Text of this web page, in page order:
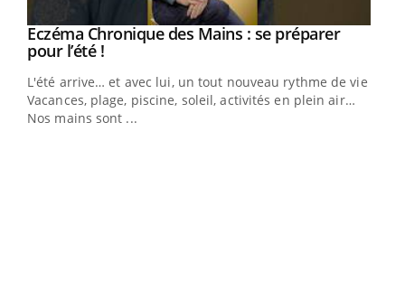
Youtube
Eczéma Chronique des Mains : se préparer
pour l’été !Youtube
L'été arrive… et avec lui, un tout nouveau rythme de vie !
Vacances, plage, piscine, soleil, activités en plein air…
Nos mains sont ...